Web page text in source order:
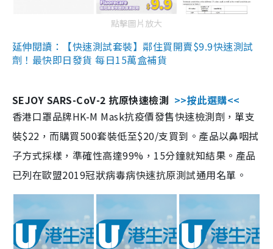
點擊圖片放大
延伸閱讀：【快速測試套裝】鄰住買開賣$9.9快速測試
劑！最快即日發貨 每日15萬盒補貨
SEJOY SARS-CoV-2 抗原快速檢測 >>按此選購<<
香港口罩品牌HK-M Mask抗疫價發售快速檢測劑，單支
裝$22，而購買500套裝低至$20/支買到。產品以鼻咽拭
子方式採樣，準確性高達99%，15分鐘就知結果。產品
已列在歐盟2019冠狀病毒病快速抗原測試通用名單。